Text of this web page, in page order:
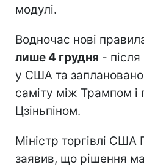
модулі.
Водночас нові
лише 4 грудня -
у США та
саміту між Трампом і
Цзіньпіном.
Міністр торгівлі США
заявив, що рішення